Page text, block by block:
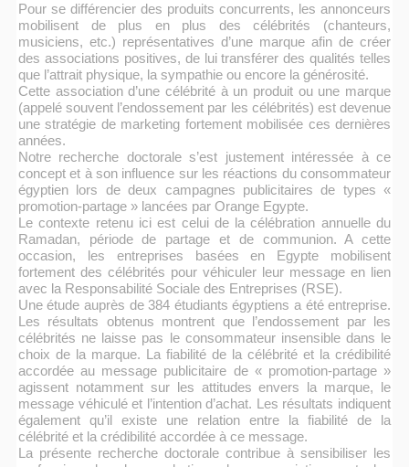
Pour se différencier des produits concurrents, les annonceurs
mobilisent de plus en plus des célébrités (chanteurs,
musiciens, etc.) représentatives d’une marque afin de créer
des associations positives, de lui transférer des qualités telles
que l’attrait physique, la sympathie ou encore la générosité.
Cette association d’une célébrité à un produit ou une marque
(appelé souvent l’endossement par les célébrités) est devenue
une stratégie de marketing fortement mobilisée ces dernières
années.
Notre recherche doctorale s’est justement intéressée à ce
concept et à son influence sur les réactions du consommateur
égyptien lors de deux campagnes publicitaires de types «
promotion-partage » lancées par Orange Egypte.
Le contexte retenu ici est celui de la célébration annuelle du
Ramadan, période de partage et de communion. A cette
occasion, les entreprises basées en Egypte mobilisent
fortement des célébrités pour véhiculer leur message en lien
avec la Responsabilité Sociale des Entreprises (RSE).
Une étude auprès de 384 étudiants égyptiens a été entreprise.
Les résultats obtenus montrent que l’endossement par les
célébrités ne laisse pas le consommateur insensible dans le
choix de la marque. La fiabilité de la célébrité et la crédibilité
accordée au message publicitaire de « promotion-partage »
agissent notamment sur les attitudes envers la marque, le
message véhiculé et l’intention d’achat. Les résultats indiquent
également qu’il existe une relation entre la fiabilité de la
célébrité et la crédibilité accordée à ce message.
La présente recherche doctorale contribue à sensibiliser les